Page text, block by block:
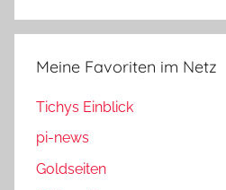
Meine Favoriten im Netz
Tichys Einblick
pi-news
Goldseiten